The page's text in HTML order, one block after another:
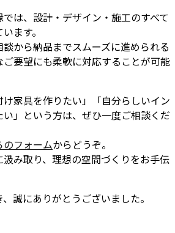
は、設計・デザイン・施工のすべて
ます。
から納品までスムーズに進められる
要望にも柔軟に対応することが可能
け家具を作りたい」「自分らしいイン
」という方は、ぜひ一度ご相談くだ
のフォームからどうぞ。
み取り、理想の空間づくりをお手伝
誠にありがとうございました。